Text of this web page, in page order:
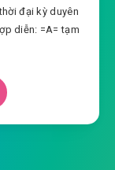
đại kỳ duyên
diễn: =A= tạm